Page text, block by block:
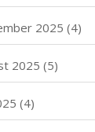
2025 (4)
2025 (5)
(4)